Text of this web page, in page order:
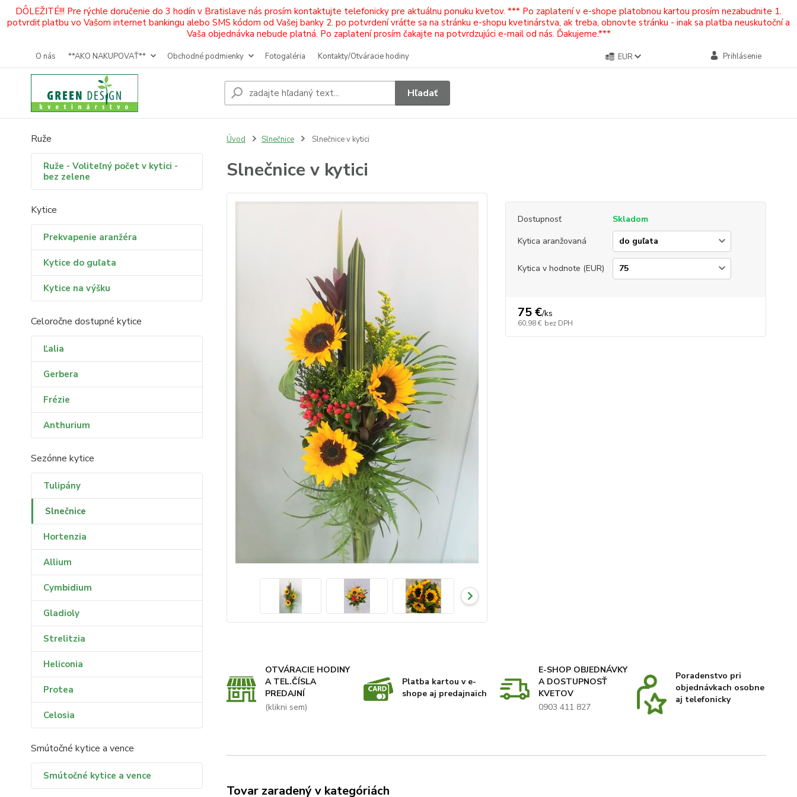
DÔLEŽITÉ!!! Pre rýchle doručenie do 3 hodín v Bratislave nás prosím kontaktujte telefonicky pre aktuálnu ponuku kvetov. *** Po zaplatení v e-shope platobnou kartou prosím nezabudnite 1.
potvrdiť platbu vo Vašom internet bankingu alebo SMS kódom od Vašej banky 2. po potvrdení vráťte sa na stránku e-shopu kvetinárstva, ak treba, obnovte stránku - inak sa platba neuskutoční a
Vaša objednávka nebude platná. Po zaplatení prosím čakajte na potvrdzujúci e-mail od nás. Ďakujeme.***
O nás **AKO NAKUPOVAŤ** Obchodné podmienky Fotogaléria Kontakty/Otváracie hodiny EUR Prihlásenie
Hľadať
Ruže
Ruže - Voliteľný počet v kytici -
bez zelene
Kytice
Prekvapenie aranžéra
Kytice do guľata
Kytice na výšku
Celoročne dostupné kytice
Ľalia
Gerbera
Frézie
Anthurium
Sezónne kytice
Tulipány
Slnečnice
Hortenzia
Allium
Cymbidium
Gladioly
Strelitzia
Heliconia
Protea
Celosia
Smútočné kytice a vence
Smútočné kytice a vence
Úvod Slnečnice Slnečnice v kytici
Slnečnice v kytici
Dostupnosť
Skladom
Kytica aranžovaná
Kytica v hodnote (EUR)
75 €/ks
60,98 € bez DPH
OTVÁRACIE HODINY
A TEL.ČÍSLA
PREDAJNÍ
(klikni sem)
Platba kartou v e-
shope aj predajnaich
E-SHOP OBJEDNÁVKY
A DOSTUPNOSŤ
KVETOV
0903 411 827
Poradenstvo pri
objednávkach osobne
aj telefonicky
Tovar zaradený v kategóriách